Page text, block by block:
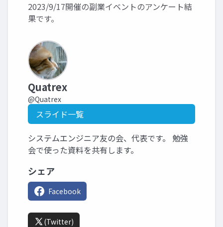
2023/9/17開催の副業イベントのアンケート結
果です。
Quatrex
@Quatrex
スライド一覧
システムエンジニア友の会、代表です。 勉強
会で使った資料を共有します。
シェア
Facebook
(Twitter)